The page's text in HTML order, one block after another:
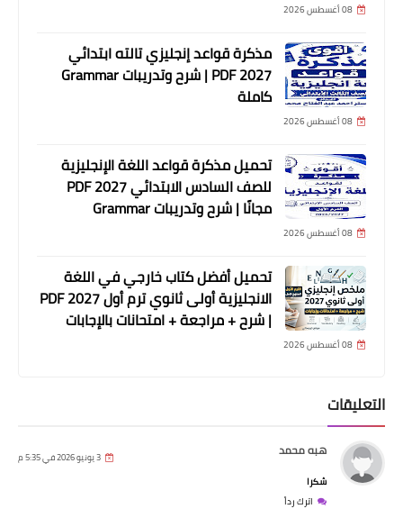
08 أغسطس 2026
مذكرة قواعد إنجليزي تالته ابتدائي
2027 PDF | شرح وتدريبات Grammar
كاملة
08 أغسطس 2026
تحميل مذكرة قواعد اللغة الإنجليزية
للصف السادس الابتدائي 2027 PDF
مجانًا | شرح وتدريبات Grammar
08 أغسطس 2026
تحميل أفضل كتاب خارجي في اللغة
الانجليزية أولى ثانوي ترم أول 2027 PDF
| شرح + مراجعة + امتحانات بالإجابات
08 أغسطس 2026
التعليقات
هبه محمد 3 يونيو 2026 في 5:35 م
شكرا
اترك رداً